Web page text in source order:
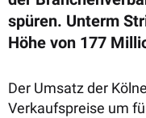
spüren. Unterm
Höhe von 177
Der Umsatz der
Verkaufspreise um